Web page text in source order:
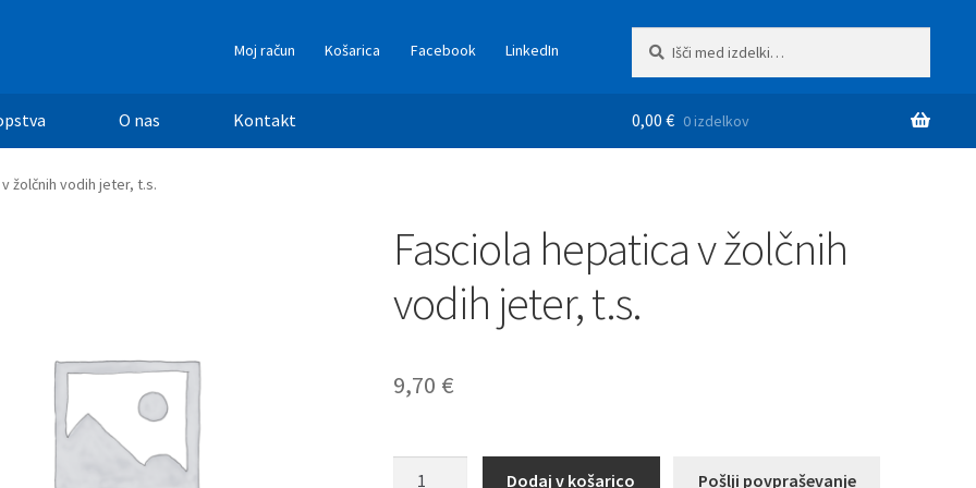
Moj račun Košarica Facebook LinkedIn
O nas Kontakt 0,00€ 0 izdelkov
žolčnih vodih jeter, t.s.
Fasciola hepatica v žolčnih
vodih jeter, t.s.
9,70 €
Dodaj v košarico Pošlji povpraševanje